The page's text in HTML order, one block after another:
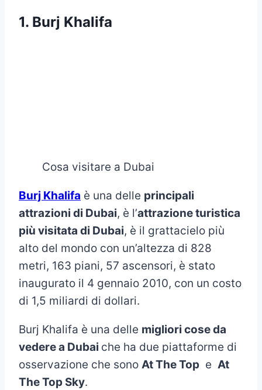
1. Burj Khalifa
Cosa visitare a Dubai
Burj Khalifa è una delle principali
attrazioni di Dubai, è l’attrazione turistica
più visitata di Dubai, è il grattacielo più
alto del mondo con un’altezza di 828
metri, 163 piani, 57 ascensori, è stato
inaugurato il 4 gennaio 2010, con un costo
di 1,5 miliardi di dollari.
Burj Khalifa è una delle migliori cose da
vedere a Dubai che ha due piattaforme di
osservazione che sono At The Top e At
The Top Sky.